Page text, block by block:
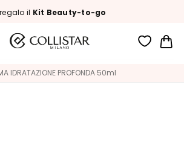
il Kit Beauty-to-go
IDRATAZIONE PROFONDA 50ml